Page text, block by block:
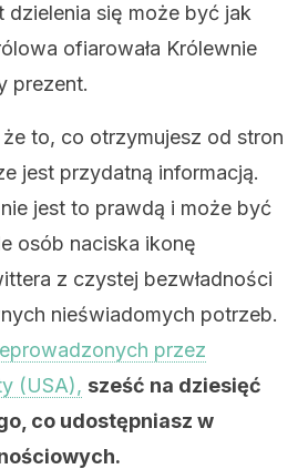
się może być jak
ofiarowała Królewnie
prezent.
to, co otrzymujesz od stron
jest przydatną informacją.
jest to prawdą i może być
osób naciska ikonę
z czystej bezwładności
nieświadomych potrzeb.
przez
(USA), sześć na dziesięć
co udostępniasz w